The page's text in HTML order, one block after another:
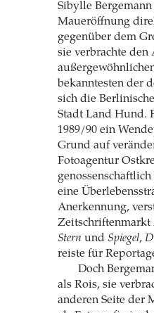
Sibylle
Maueröffnung
gegenüber dem
sie verbrachte
bekanntesten der
sich die
Stadt Land Hund.
1989/90 ein
Grund auf
Fotoagentur
eine
Anerkennung,
Zeitschriftenmarkt
Stern und Spiegel,
reiste für
Doch
als Rois, sie
anderen Seite der